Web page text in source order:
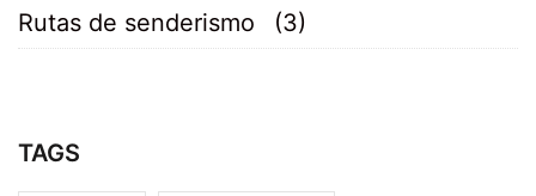
Rutas de senderismo (3)
TAGS